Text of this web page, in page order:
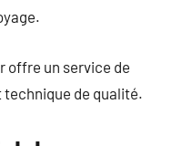
offre un service de
de qualité.